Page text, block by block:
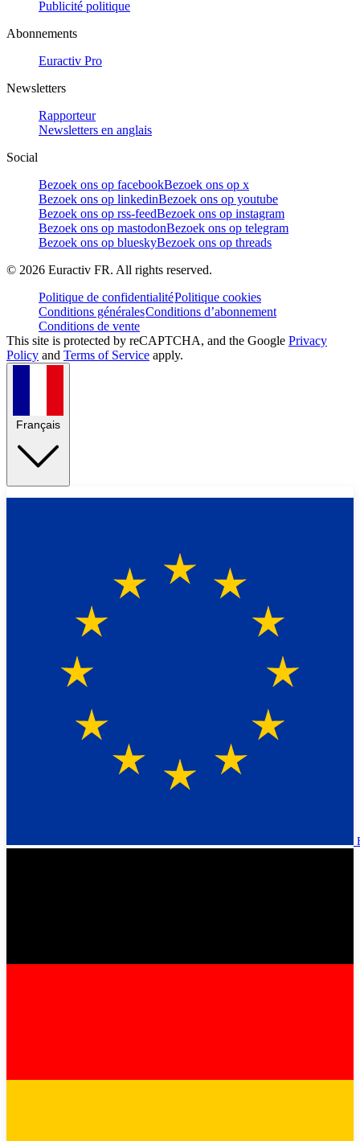
Publicité politique
Abonnements
Euractiv Pro
Newsletters
Rapporteur
Newsletters en anglais
Social
Bezoek ons op facebookBezoek ons op x
Bezoek ons op linkedinBezoek ons op youtube
Bezoek ons op rss-feedBezoek ons op instagram
Bezoek ons op mastodonBezoek ons op telegram
Bezoek ons op blueskyBezoek ons op threads
© 2026 Euractiv FR. All rights reserved.
Politique de confidentialitéPolitique cookies
Conditions généralesConditions d’abonnement
Conditions de vente
This site is protected by reCAPTCHA, and the Google Privacy
Policy and Terms of Service apply.
Français